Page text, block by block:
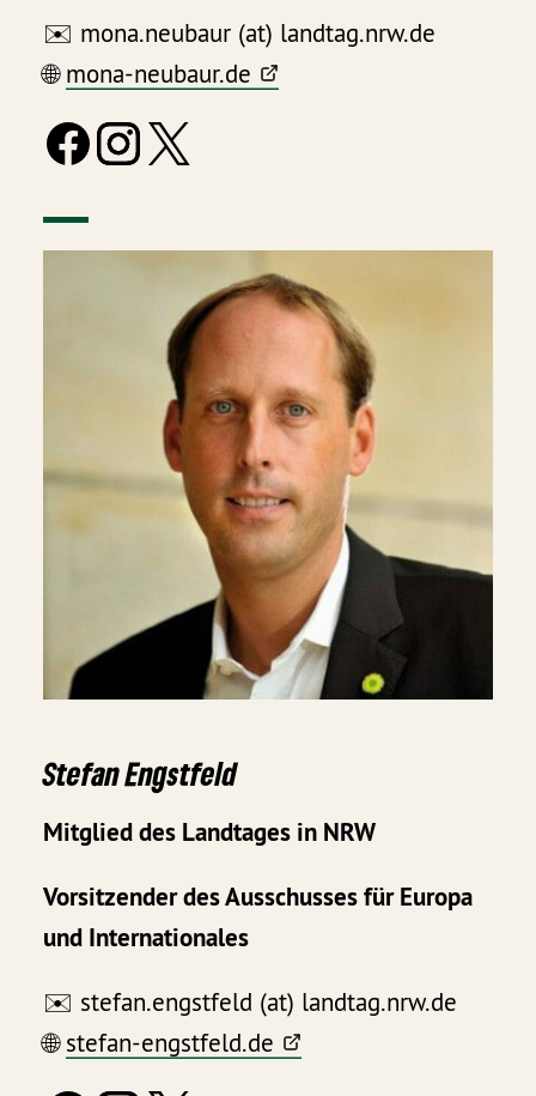
✉️ mona.neubaur (at) landtag.nrw.de
🌐mona-neubaur.de
Stefan Engstfeld
Mitglied des Landtages in NRW
Vorsitzender des Ausschusses für Europa
und Internationales
✉️ stefan.engstfeld (at) landtag.nrw.de
🌐stefan-engstfeld.de